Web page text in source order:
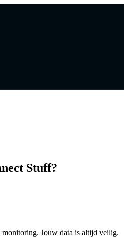
Stuff?
Jouw data is altijd veilig.